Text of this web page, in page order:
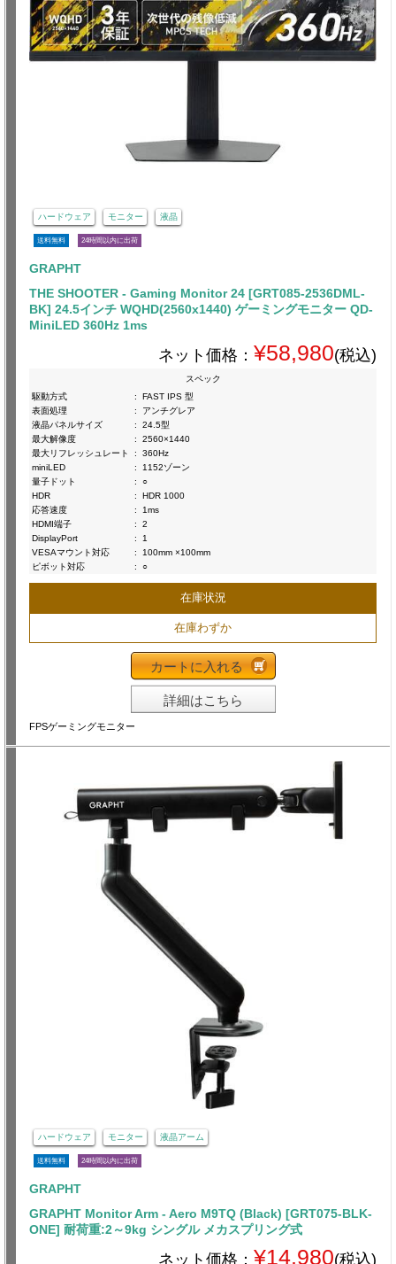
ハードウェア モニター 液晶
送料無料 24時間以内に出荷
GRAPHT
THE SHOOTER - Gaming Monitor 24 [GRT085-2536DML-
BK] 24.5インチ WQHD(2560x1440) ゲーミングモニター QD-
MiniLED 360Hz 1ms
ネット価格： ¥58,980(税込)
スペック
駆動方式
:
FAST IPS 型
表面処理
:
アンチグレア
液晶パネルサイズ
:
24.5型
最大解像度
:
2560×1440
最大リフレッシュレート
:
360Hz
miniLED
:
1152ゾーン
量子ドット
:
○
HDR
:
HDR 1000
応答速度
:
1ms
HDMI端子
:
2
DisplayPort
:
1
VESAマウント対応
:
100mm ×100mm
ピボット対応
: ○
在庫状況
在庫わずか
カートに入れる
詳細はこちら
FPSゲーミングモニター
ハードウェア モニター 液晶アーム
送料無料 24時間以内に出荷
GRAPHT
GRAPHT Monitor Arm - Aero M9TQ (Black) [GRT075-BLK-
ONE] 耐荷重:2～9kg シングル メカスプリング式
ネット価格： ¥14,980(税込)